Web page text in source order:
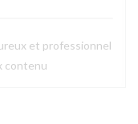
et professionnel
contenu